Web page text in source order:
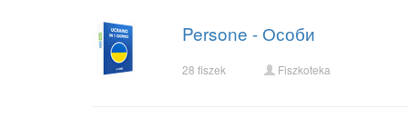
Persone - Особи
28 fiszek Fiszkoteka